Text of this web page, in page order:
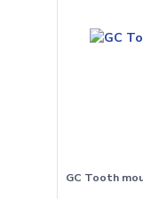
GC Tooth